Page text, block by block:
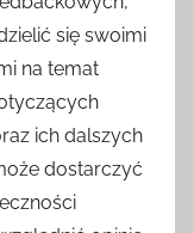
się swoimi
na temat
ich dalszych
dostarczyć